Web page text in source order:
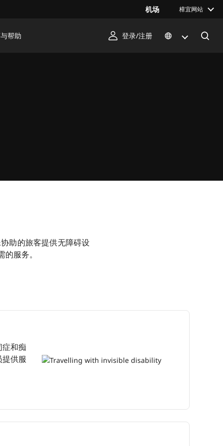
机场 樟宜网站
帮助 登录/注册
助的旅客提供无障碍设
服务。
和痴
供服